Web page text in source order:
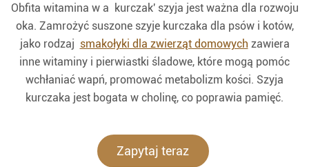
Obfita witamina w a kurczak' szyja jest ważna dla rozwoju
oka. Zamrożyć suszone szyje kurczaka dla psów i kotów,
jako rodzaj smakołyki dla zwierząt domowych zawiera
inne witaminy i pierwiastki śladowe, które mogą pomóc
wchłaniać wapń, promować metabolizm kości. Szyja
kurczaka jest bogata w cholinę, co poprawia pamięć.
Zapytaj teraz